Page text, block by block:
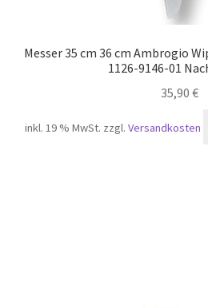
Messer 35 cm 36 cm Ambrogio
1126-9146-01
35,90 €
inkl. 19 % MwSt. zzgl. Versandkosten